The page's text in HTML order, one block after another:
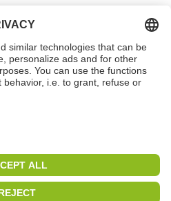
naprawczy
CONNECTIONS